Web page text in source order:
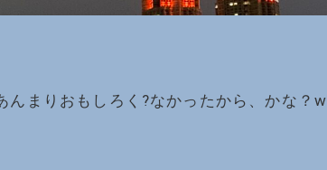
まりおもしろく?なかったから、かな？w